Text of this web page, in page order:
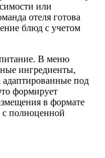
или
отеля готова
блюд с учетом
питание. В меню
ингредиенты,
под
формирует
в формате
с полноценной